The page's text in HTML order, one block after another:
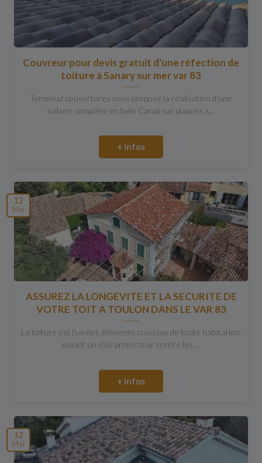
Couvreur pour devis gratuit d'une réfection de
toiture à Sanary sur mer var 83
Termisud couvertures vous propose la réalisation d'une
toiture complète en tuile Canal sur plaques s...
+ infos
12
Mai
ASSUREZ LA LONGEVITE ET LA SECURITE DE
VOTRE TOIT A TOULON DANS LE VAR 83
La toiture est l'un des éléments cruciaux de toute habitation,
jouant un rôle protecteur contre les ...
+ infos
12
Mai